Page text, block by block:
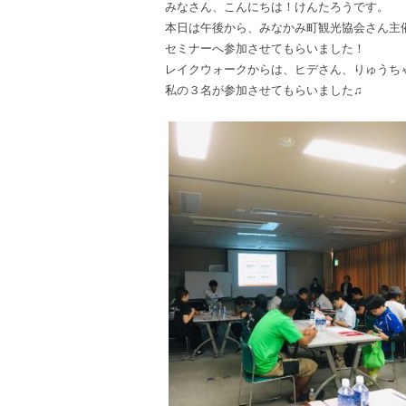
みなさん、こんにちは！けんたろうです。
本日は午後から、みなかみ町観光協会さん主
セミナーへ参加させてもらいました！
レイクウォークからは、ヒデさん、りゅうち
私の３名が参加させてもらいました♫